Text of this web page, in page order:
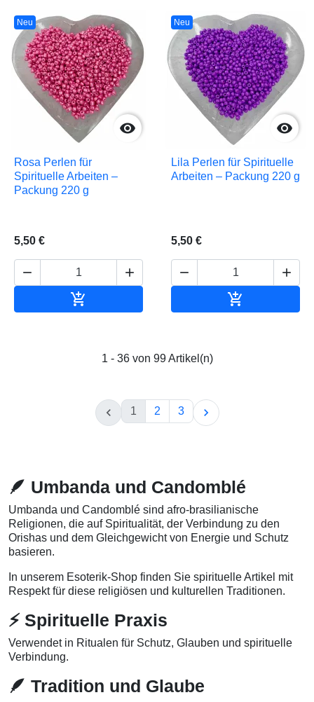
Neu

Rosa Perlen für
Spirituelle Arbeiten –
Packung 220 g
5,50 €
 

Neu

Lila Perlen für Spirituelle
Arbeiten – Packung 220 g
5,50 €
 

1 - 36 von 99 Artikel(n)
 1 2 3 
🪶 Umbanda und Candomblé
Umbanda und Candomblé sind afro-brasilianische
Religionen, die auf Spiritualität, der Verbindung zu den
Orishas und dem Gleichgewicht von Energie und Schutz
basieren.
In unserem Esoterik-Shop finden Sie spirituelle Artikel mit
Respekt für diese religiösen und kulturellen Traditionen.
⚡ Spirituelle Praxis
Verwendet in Ritualen für Schutz, Glauben und spirituelle
Verbindung.
🪶 Tradition und Glaube